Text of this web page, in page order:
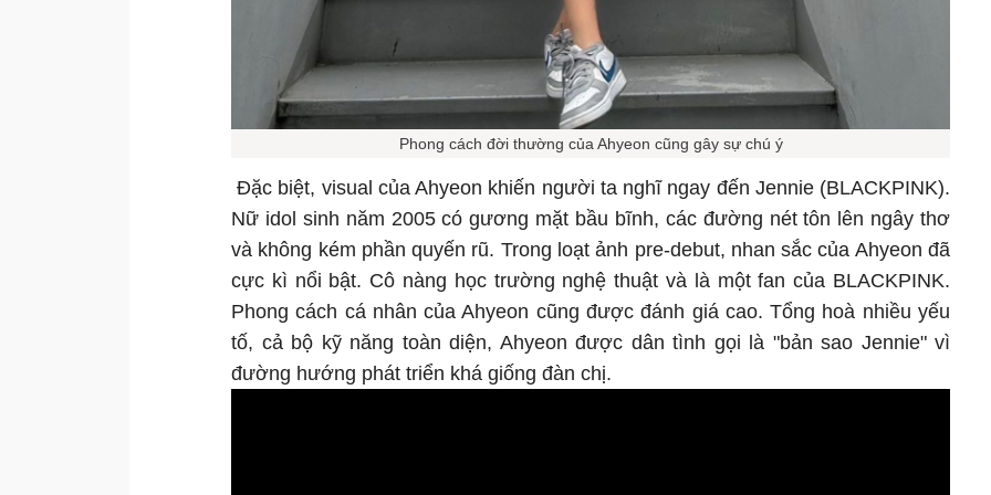
Phong cách đời thường của Ahyeon cũng gây sự chú ý
Đặc biệt, visual của Ahyeon khiến người ta nghĩ ngay đến Jennie (BLACKPINK).
Nữ idol sinh năm 2005 có gương mặt bầu bĩnh, các đường nét tôn lên ngây thơ
và không kém phần quyến rũ. Trong loạt ảnh pre-debut, nhan sắc của Ahyeon đã
cực kì nổi bật. Cô nàng học trường nghệ thuật và là một fan của BLACKPINK.
Phong cách cá nhân của Ahyeon cũng được đánh giá cao. Tổng hoà nhiều yếu
tố, cả bộ kỹ năng toàn diện, Ahyeon được dân tình gọi là "bản sao Jennie" vì
đường hướng phát triển khá giống đàn chị.